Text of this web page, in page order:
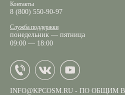
Контакты
8 (800) 550-90-97
Служба поддержки
понедельник — пятница
09:00 — 18:00
INFO@KPCOSM.RU - ПО ОБЩИМ